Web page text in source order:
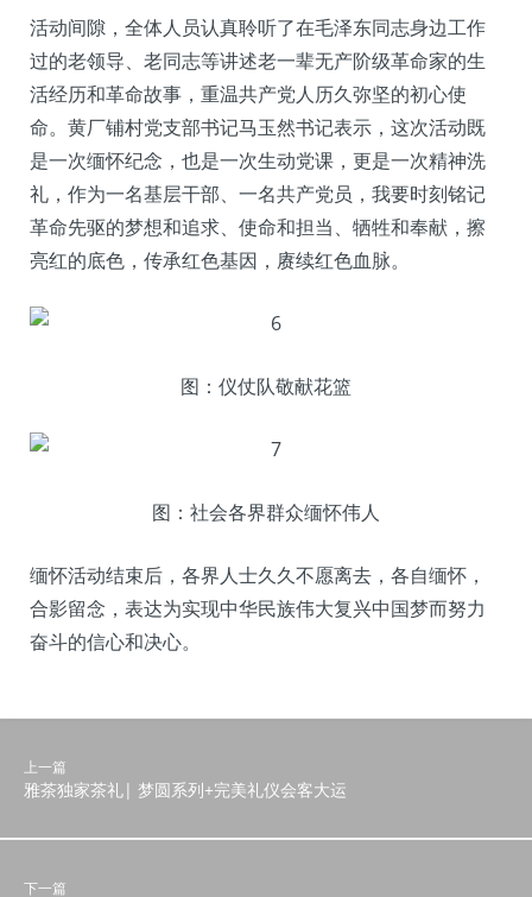
活动间隙，全体人员认真聆听了在毛泽东同志身边工作
过的老领导、老同志等讲述老一辈无产阶级革命家的生
活经历和革命故事，重温共产党人历久弥坚的初心使
命。黄厂铺村党支部书记马玉然书记表示，这次活动既
是一次缅怀纪念，也是一次生动党课，更是一次精神洗
礼，作为一名基层干部、一名共产党员，我要时刻铭记
革命先驱的梦想和追求、使命和担当、牺牲和奉献，擦
亮红的底色，传承红色基因，赓续红色血脉。
图：仪仗队敬献花篮
图：社会各界群众缅怀伟人
缅怀活动结束后，各界人士久久不愿离去，各自缅怀，
合影留念，表达为实现中华民族伟大复兴中国梦而努力
奋斗的信心和决心。
上一篇
雅茶独家茶礼| 梦圆系列+完美礼仪会客大运
下一篇